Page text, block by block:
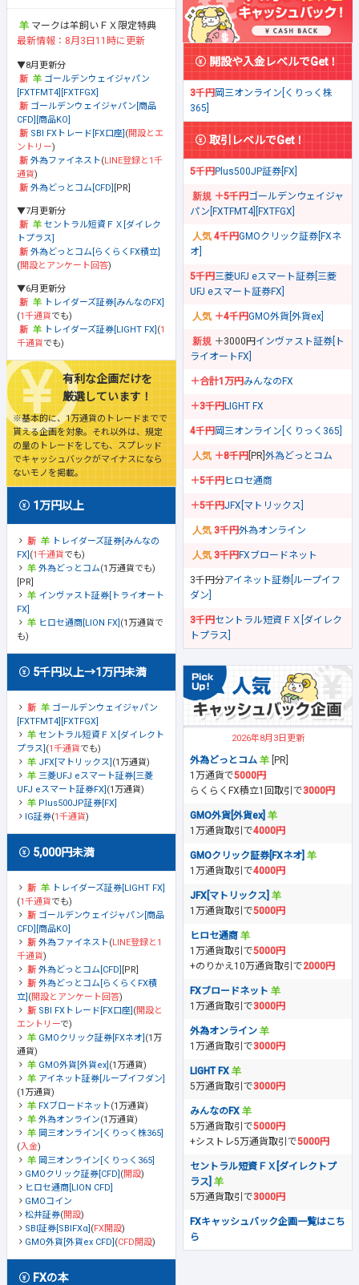
マークは羊飼いＦＸ限定特典
最新情報：8月3日11時に更新
▼8月更新分
ゴールデンウェイジャパン
[FXTFMT4][FXTFGX]
ゴールデンウェイジャパン[商品
CFD][商品KO]
SBI FXトレード[FX口座] (開設とエ
ントリー)
外為ファイネスト(LINE登録と1千
通貨)
外為どっとコム[CFD] [PR]
▼7月更新分
セントラル短資ＦＸ[ダイレク
トプラス]
外為どっとコム[らくらくFX積立]
(開設とアンケート回答)
▼6月更新分
トレイダーズ証券[みんなのFX]
(1千通貨でも)
トレイダーズ証券[LIGHT FX] (1
千通貨でも)
有利な企画だけを
厳選しています！
※基本的に、1万通貨のトレードまでで
貰える企画を対象。それ以外は、規定
の量のトレードをしても、スプレッド
でキャッシュバックがマイナスになら
ないモノを掲載。
1万円以上
トレイダーズ証券[みんなの
FX] (1千通貨でも)
外為どっとコム(1万通貨でも)
[PR]
インヴァスト証券[トライオート
FX]
ヒロセ通商[LION FX] (1万通貨で
も)
5千円以上→1万円未満
ゴールデンウェイジャパン
[FXTFMT4][FXTFGX]
セントラル短資ＦＸ[ダイレクト
プラス] (1千通貨でも)
JFX[マトリックス] (1万通貨)
三菱UFJ eスマート証券[三菱
UFJ eスマート証券FX] (1万通貨)
Plus500JP証券[FX]
IG証券(1千通貨)
5,000円未満
トレイダーズ証券[LIGHT FX]
(1千通貨でも)
ゴールデンウェイジャパン[商品
CFD][商品KO]
外為ファイネスト(LINE登録と1
千通貨)
外為どっとコム[CFD] [PR]
外為どっとコム[らくらくFX積
立] (開設とアンケート回答)
SBI FXトレード[FX口座] (開設と
エントリーで)
GMOクリック証券[FXネオ] (1万
通貨)
GMO外貨[外貨ex] (1万通貨)
アイネット証券[ループイフダン]
(1万通貨)
FXブロードネット(1万通貨)
外為オンライン(1万通貨)
岡三オンライン[くりっく株365]
(入金)
岡三オンライン[くりっく365]
GMOクリック証券[CFD] (開設)
ヒロセ通商[LION CFD]
GMOコイン
松井証券(開設)
SBI証券[SBIFXα] (FX開設)
GMO外貨[外貨ex CFD] (CFD開設)
FXの本
開設や入金レベルでGet！
3千円岡三オンライン[くりっく株
365]
取引レベルでGet！
5千円Plus500JP証券[FX]
＋5千円ゴールデンウェイジャ
パン[FXTFMT4][FXTFGX]
4千円GMOクリック証券[FXネ
オ]
5千円三菱UFJ eスマート証券[三菱
UFJ eスマート証券FX]
＋4千円GMO外貨[外貨ex]
＋3000円 インヴァスト証券[ト
ライオートFX]
＋合計1万円みんなのFX
＋3千円LIGHT FX
4千円岡三オンライン[くりっく365]
＋8千円 [PR] 外為どっとコム
＋5千円ヒロセ通商
＋5千円JFX[マトリックス]
3千円外為オンライン
3千円FXブロードネット
3千円分アイネット証券[ループイフ
ダン]
3千円セントラル短資ＦＸ[ダイレク
トプラス]
2026年8月3日更新
外為どっとコム
[PR]
1万通貨で5000円
らくらくFX積立1回取引で3000円
GMO外貨[外貨ex]
1万通貨取引で4000円
GMOクリック証券[FXネオ]
1万通貨取引で4000円
JFX[マトリックス]
1万通貨取引で5000円
ヒロセ通商
1万通貨取引で5000円
+のりかえ10万通貨取引で2000円
FXブロードネット
1万通貨取引で3000円
外為オンライン
1万通貨取引で3000円
LIGHT FX
5万通貨取引で3000円
みんなのFX
5万通貨取引で5000円
+シストレ5万通貨取引で5000円
セントラル短資ＦＸ[ダイレクトプ
ラス]
5万通貨取引で3000円
FXキャッシュバック企画一覧はこち
ら